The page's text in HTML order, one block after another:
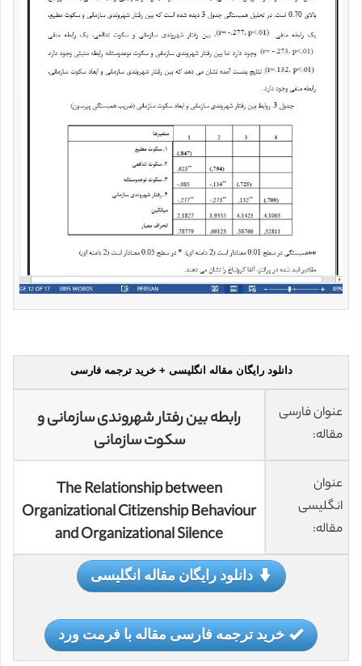
دانلود رایگان مقاله انگلیسی + خرید ترجمه فارسی
عنوان فارسی
مقاله:
رابطه بین رفتار شهروندی سازمانی و
سکوت سازمانی
عنوان
انگلیسی
مقاله:
The Relationship between
Organizational Citizenship Behaviour
and Organizational Silence
دانلود رایگان مقاله انگلیسی
خرید ترجمه فارسی مقاله با فرمت ورد